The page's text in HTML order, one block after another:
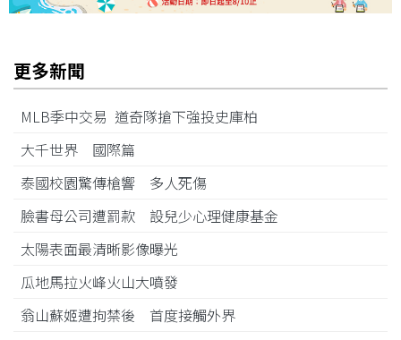
更多新聞
MLB季中交易 道奇隊搶下強投史庫柏
大千世界 國際篇
泰國校園驚傳槍響 多人死傷
臉書母公司遭罰款 設兒少心理健康基金
太陽表面最清晰影像曝光
瓜地馬拉火峰火山大噴發
翁山蘇姬遭拘禁後 首度接觸外界